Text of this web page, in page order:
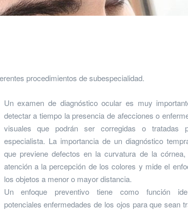
procedimientos de subespecialidad.
Un examen de diagnóstico ocular es muy
detectar a tiempo la presencia de afecciones o
visuales que podrán ser corregidas o tratadas
especialista. La importancia de un diagnóstico
que previene defectos en la curvatura de la córnea,
atención a la percepción de los colores y mide el
los objetos a menor o mayor distancia.
Un enfoque preventivo tiene como función
potenciales enfermedades de los ojos para que sean